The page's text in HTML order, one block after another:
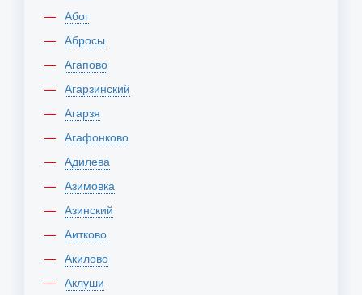
Абог
Абросы
Агапово
Агарзинский
Агарзя
Агафонково
Адилева
Азимовка
Азинский
Аитково
Акилово
Аклуши